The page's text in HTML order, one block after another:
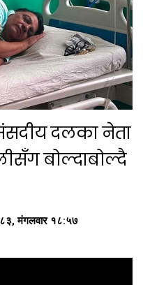
दलका नेता
बोल्दाबोल्दै
मंगलवार १८:५७